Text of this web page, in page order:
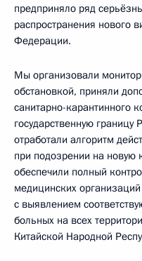
предприняло ряд
распространения нового
Федерации.
Мы организовали
обстановкой, приняли
санитарно-карантинного
государственную
отработали алгоритм
при подозрении на новую
обеспечили полный
медицинских
с выявлением
больных на всех
Китайской Народной